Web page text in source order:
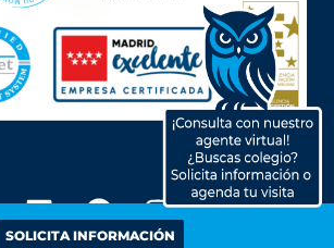
SOLICITA INFORMACIÓN
L
i
F
a
I
n